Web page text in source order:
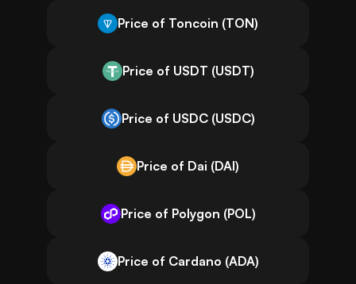
Price of Toncoin (TON)
Price of USDT (USDT)
Price of USDC (USDC)
Price of Dai (DAI)
Price of Polygon (POL)
Price of Cardano (ADA)